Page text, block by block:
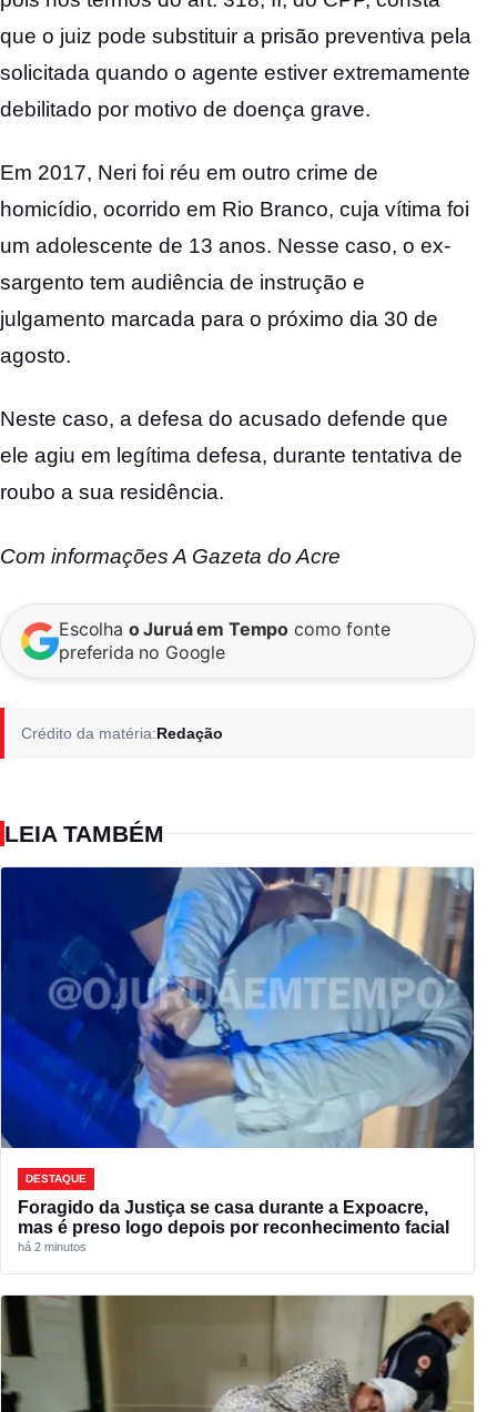
que o juiz pode substituir a prisão preventiva pela
solicitada quando o agente estiver extremamente
debilitado por motivo de doença grave.
Em 2017, Neri foi réu em outro crime de
homicídio, ocorrido em Rio Branco, cuja vítima foi
um adolescente de 13 anos. Nesse caso, o ex-
sargento tem audiência de instrução e
julgamento marcada para o próximo dia 30 de
agosto.
Neste caso, a defesa do acusado defende que
ele agiu em legítima defesa, durante tentativa de
roubo a sua residência.
Com informações A Gazeta do Acre
Escolha o Juruá em Tempo como fonte
preferida no Google
Crédito da matéria:Redação
LEIA TAMBÉM
DESTAQUE
Foragido da Justiça se casa durante a Expoacre,
mas é preso logo depois por reconhecimento facial
há 2 minutos